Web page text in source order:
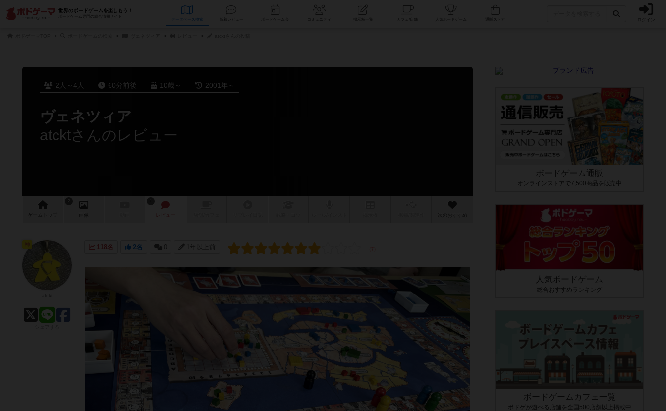
世界のボードゲームを楽しもう！
ボードゲーム専門の総合情報サイト
データベース コミュニティ 人気ボードゲーム ログイン
2人～4人 60分前後 10歳～ 2001年～
ヴェネツィア
atcktさんのレビュー
ゲーム 画像 レビュー 次のおすすめ
118名 2名 0 1年以上前
ボードゲーム通販
オンラインストアで7,500商品を販売中
人気ボードゲーム
総合おすすめランキング
ボードゲームカフェ一覧
ボドゲが遊べる店舗を全国500店舗以上掲載中